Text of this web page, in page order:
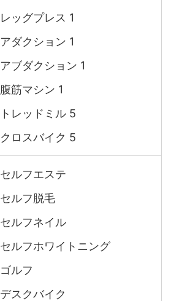
レッグプレス 1
アダクション 1
アブダクション 1
腹筋マシン 1
トレッドミル 5
クロスバイク 5
セルフエステ
セルフ脱毛
セルフネイル
セルフホワイトニング
ゴルフ
デスクバイク